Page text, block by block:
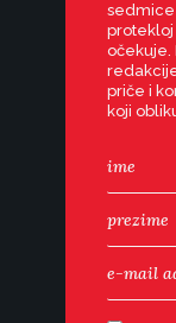
protekloj
očekuje.
priče i
koji